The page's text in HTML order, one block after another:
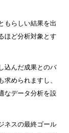
もらしい結果を出
ほど分析対象とす
込んだ成果とのバ
められますし、
なデータ分析を設
ネスの最終ゴール